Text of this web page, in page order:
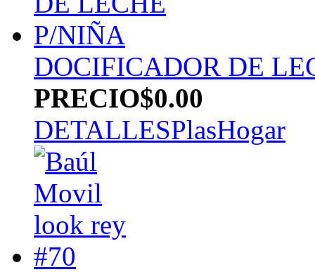
DOCIFICADOR DE
PRECIO$0.00
DETALLESPlasHogar